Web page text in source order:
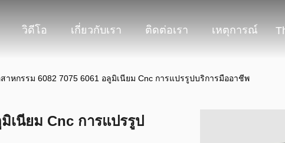
วิดีโอ เกี่ยวกับเรา ติดต่อเรา เหตุการณ์
าหกรรม 6082 7075 6061 อลูมิเนียม Cnc การแปรรูปบริการมืออาชีพ
เนียม Cnc การแปรรูป